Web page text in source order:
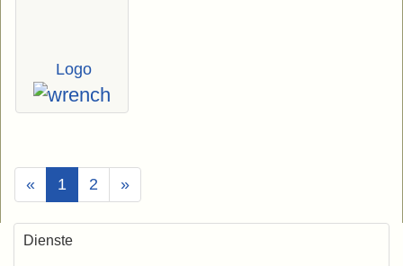
Logo
« 1 (Aktuell)
2 »
Dienste